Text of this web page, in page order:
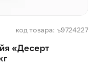
код товара: ъ9724227
«Десерт